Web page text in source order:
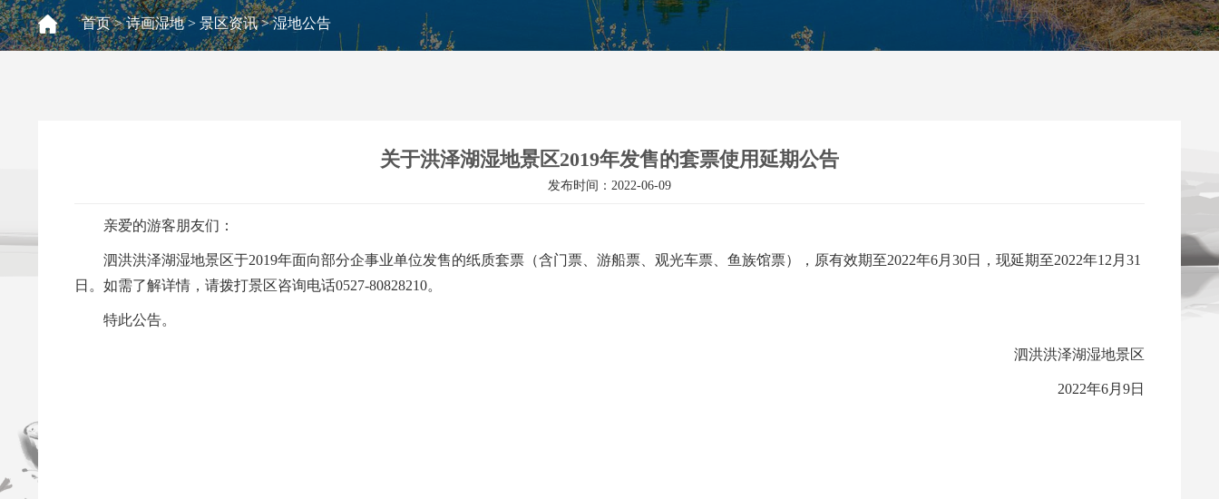
首页>诗画湿地> 景区资讯>湿地公告
关于洪泽湖湿地景区2019年发售的套票使用延期公告
发布时间：2022-06-09
亲爱的游客朋友们：
泗洪洪泽湖湿地景区于2019年面向部分企事业单位发售的纸质套票（含门票、游船票、观光车票、鱼族馆票），原有效期至2022年6月30日，现延期至2022年12月31
日。如需了解详情，请拨打景区咨询电话0527-80828210。
特此公告。
泗洪洪泽湖湿地景区
2022年6月9日